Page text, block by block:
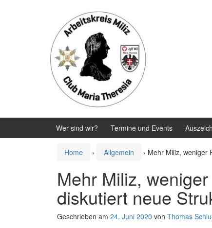
Wer sind wir? Termine und Events
Home › Allgemein › Mehr Miliz, weniger
Mehr Miliz,
diskutiert neue
Geschrieben am 24. Juni 2020 von Thomas